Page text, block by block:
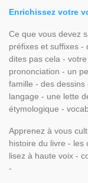
Enrichissez votre
Ce que vous devez
préfixes et suffixes -
dites pas cela -
prononciation - un
famille - des
langage - une lette
étymologique -
Apprenez à vous
histoire du livre - les
lisez à haute voix -
-